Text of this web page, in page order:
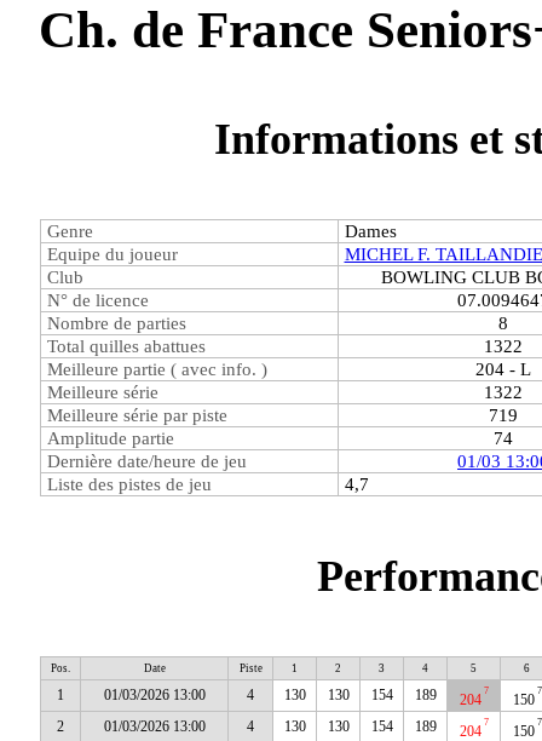
Informations et
Genre
Dames
Equipe du joueur
MICHEL F.
Club
BOWLING CLUB
N° de licence
Nombre de parties
8
Total quilles abattues
1322
Meilleure partie ( avec info. )
204 - L
Meilleure série
1322
Meilleure série par piste
719
Amplitude partie
74
Dernière date/heure de jeu
01/03
Liste des pistes de jeu
4,7
Pos. Date Piste 1 2 3 4 5 6
1 01/03/2026 13:00 4 130 130 154 189 204
7
150
7
2 01/03/2026 13:00 4 130 130 154 189 204
7
150
7